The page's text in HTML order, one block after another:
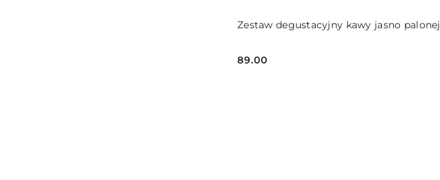
Zestaw degustacyjny kawy jasno palonej
Cena:
89.00
DO KOSZYKA